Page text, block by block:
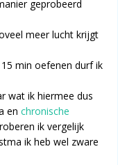
geprobeerd
meer lucht krijgt
min oefenen durf ik
wat ik hiermee dus
en chronische
ik vergelijk
ik heb wel zware